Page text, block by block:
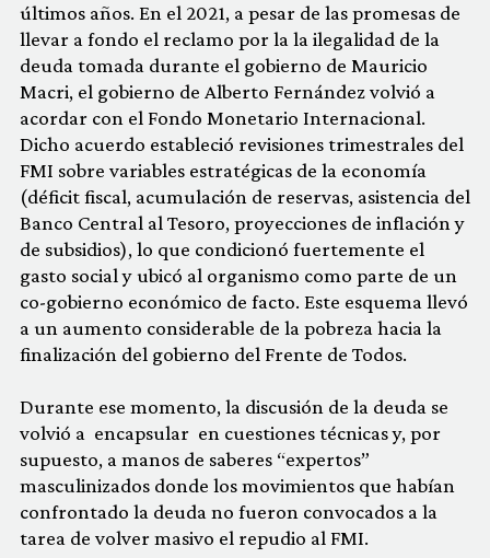
últimos años. En el 2021, a pesar de las promesas de
llevar a fondo el reclamo por la la ilegalidad de la
deuda tomada durante el gobierno de Mauricio
Macri, el gobierno de Alberto Fernández volvió a
acordar con el Fondo Monetario Internacional.
Dicho acuerdo estableció revisiones trimestrales del
FMI sobre variables estratégicas de la economía
(déficit fiscal, acumulación de reservas, asistencia del
Banco Central al Tesoro, proyecciones de inflación y
de subsidios), lo que condicionó fuertemente el
gasto social y ubicó al organismo como parte de un
co-gobierno económico de facto. Este esquema llevó
a un aumento considerable de la pobreza hacia la
finalización del gobierno del Frente de Todos.
Durante ese momento, la discusión de la deuda se
volvió a encapsular en cuestiones técnicas y, por
supuesto, a manos de saberes “expertos”
masculinizados donde los movimientos que habían
confrontado la deuda no fueron convocados a la
tarea de volver masivo el repudio al FMI.